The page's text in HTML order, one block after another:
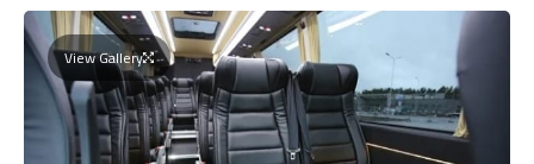
View Gallery